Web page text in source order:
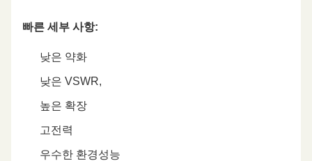
빠른 세부 사항:
낮은 약화
낮은 VSWR,
높은 확장
고전력
우수한 환경성능